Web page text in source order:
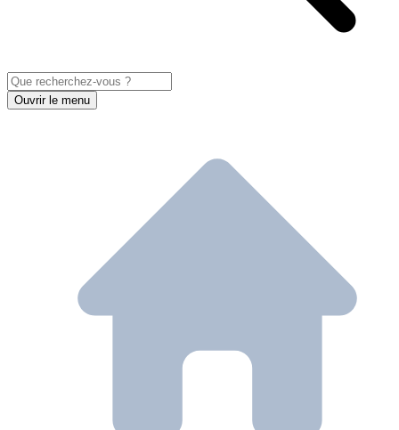
Ouvrir le menu